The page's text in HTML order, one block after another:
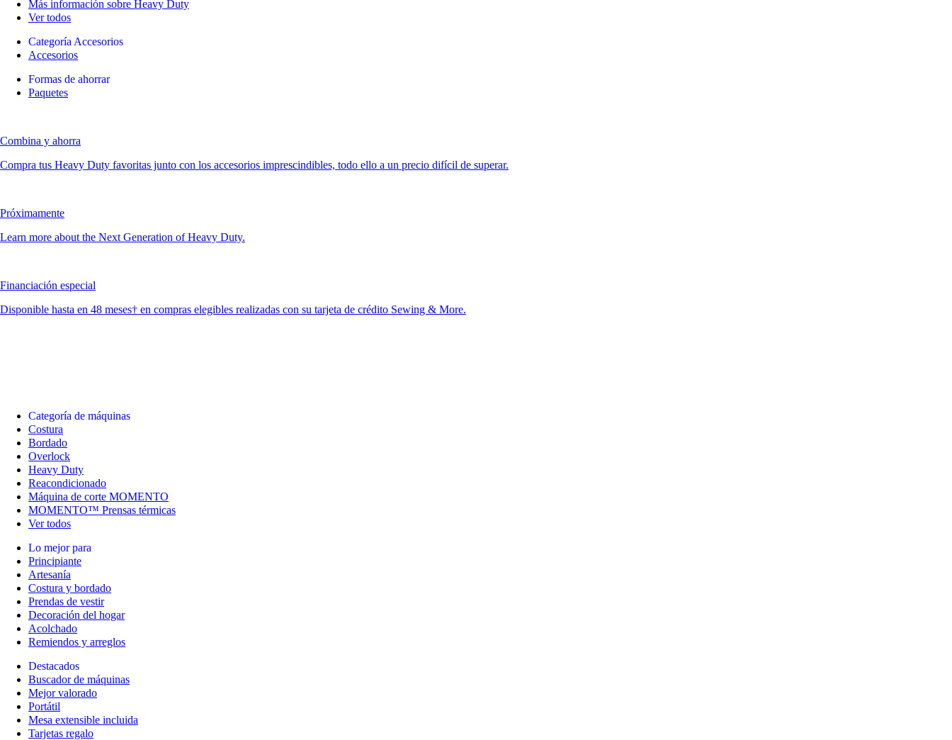
Más información sobre Heavy Duty
Ver todos
Categoría Accesorios
Accesorios
Formas de ahorrar
Paquetes
Combina y ahorra
Compra tus Heavy Duty favoritas junto con los accesorios imprescindibles, todo ello a un precio difícil de superar.
Próximamente
Learn more about the Next Generation of Heavy Duty.
Financiación especial
Disponible hasta en 48 meses† en compras elegibles realizadas con su tarjeta de crédito Sewing & More.
Categoría de máquinas
Costura
Bordado
Overlock
Heavy Duty
Reacondicionado
Máquina de corte MOMENTO
MOMENTO™ Prensas térmicas
Ver todos
Lo mejor para
Principiante
Artesanía
Costura y bordado
Prendas de vestir
Decoración del hogar
Acolchado
Remiendos y arreglos
Destacados
Buscador de máquinas
Mejor valorado
Portátil
Mesa extensible incluida
Tarjetas regalo